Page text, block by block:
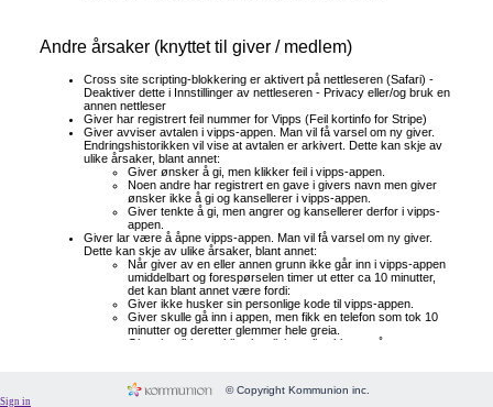
Language
Membership
Message
Payment
Subscriptions
System
Website
Andre årsaker (knyttet til giver / medlem)
Cross site scripting-blokkering er aktivert på nettleseren (Safari) -
Deaktiver dette i Innstillinger av nettleseren - Privacy eller/og bruk en
annen nettleser
Giver har registrert feil nummer for Vipps (Feil kortinfo for Stripe)
Giver avviser avtalen i vipps-appen. Man vil få varsel om ny giver.
Endringshistorikken vil vise at avtalen er arkivert. Dette kan skje av
ulike årsaker, blant annet:
Giver ønsker å gi, men klikker feil i vipps-appen.
Noen andre har registrert en gave i givers navn men giver
ønsker ikke å gi og kansellerer i vipps-appen.
Giver tenkte å gi, men angrer og kansellerer derfor i vipps-
appen.
Giver lar være å åpne vipps-appen. Man vil få varsel om ny giver.
Dette kan skje av ulike årsaker, blant annet:
Når giver av en eller annen grunn ikke går inn i vipps-appen
umiddelbart og forespørselen timer ut etter ca 10 minutter,
det kan blant annet være fordi:
Giver ikke husker sin personlige kode til vipps-appen.
Giver skulle gå inn i appen, men fikk en telefon som tok 10
minutter og deretter glemmer hele greia.
Giver har ikke mobilen lett tilgjengelig akkurat nå.
© Copyright Kommunion inc.
Sign in